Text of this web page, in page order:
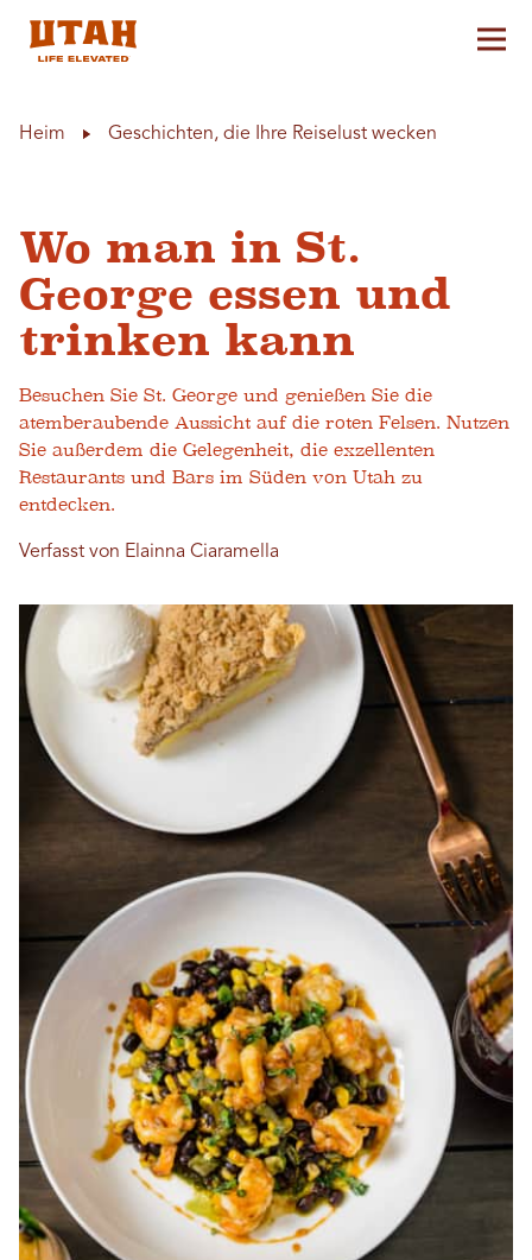
Heim Geschichten, die Ihre Reiselust wecken
Wo man in St.
George essen und
trinken kann
Besuchen Sie St. George und genießen Sie die
atemberaubende Aussicht auf die roten Felsen. Nutzen
Sie außerdem die Gelegenheit, die exzellenten
Restaurants und Bars im Süden von Utah zu
entdecken.
Verfasst von Elainna Ciaramella